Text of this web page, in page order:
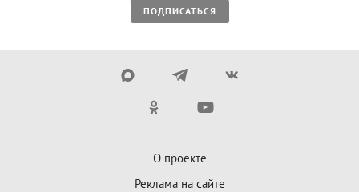
ПОДПИСАТЬСЯ
О проекте
Реклама на сайте